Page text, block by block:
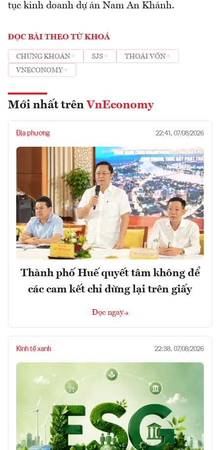
tục kinh doanh dự án Nam An Khánh.
ĐỌC BÀI THEO TỪ KHOÁ
CHỨNG KHOÁN SJS
THOÁI VỐN
VNECONOMY
Mới nhất trên VnEconomy
Địa phương 22:41, 07/08/2026
Thành phố Huế quyết tâm không để
các cam kết chỉ dừng lại trên giấy
Đọc ngay
Kinh tế xanh 22:38, 07/08/2026